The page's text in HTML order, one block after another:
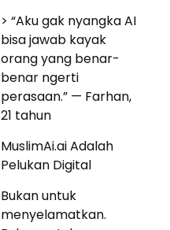
> “Aku gak nyangka AI
bisa jawab kayak
orang yang benar-
benar ngerti
perasaan.” — Farhan,
21 tahun
MuslimAi.ai Adalah
Pelukan Digital
Bukan untuk
menyelamatkan.